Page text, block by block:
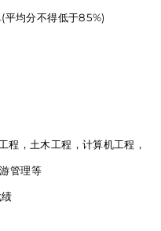
平均分不得低于85%)
程，土木工程，计算机工程，
管理等